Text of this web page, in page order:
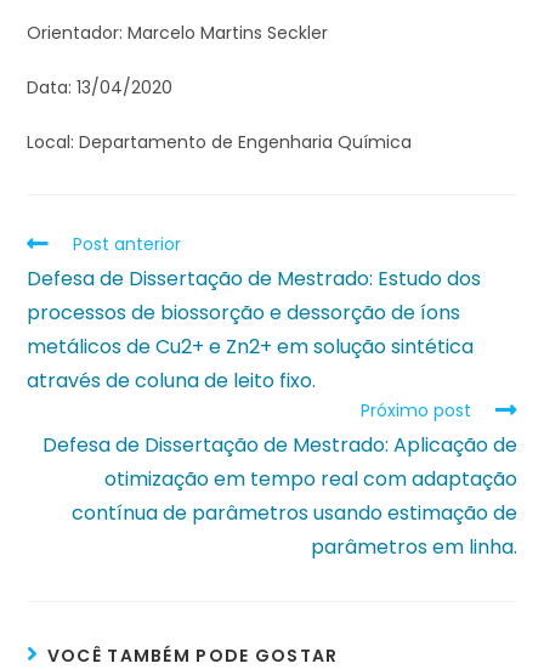
Orientador: Marcelo Martins Seckler
Data: 13/04/2020
Local: Departamento de Engenharia Química
Post anterior
Defesa de Dissertação de Mestrado: Estudo dos
processos de biossorção e dessorção de íons
metálicos de Cu2+ e Zn2+ em solução sintética
através de coluna de leito fixo.
Próximo post
Defesa de Dissertação de Mestrado: Aplicação de
otimização em tempo real com adaptação
contínua de parâmetros usando estimação de
parâmetros em linha.
VOCÊ TAMBÉM PODE GOSTAR